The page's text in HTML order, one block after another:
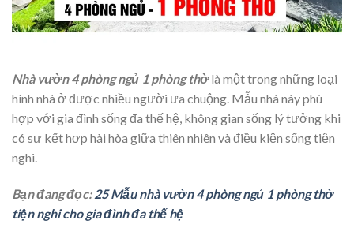
Nhà vườn 4 phòng ngủ 1 phòng thờlà một trong những loại
hình nhà ở được nhiều người ưa chuộng. Mẫu nhà này phù
hợp với gia đình sống đa thế hệ, không gian sống lý tưởng khi
có sự kết hợp hài hòa giữa thiên nhiên và điều kiện sống tiện
nghi.
Bạn đang đọc:25 Mẫu nhà vườn 4 phòng ngủ 1 phòng thờ
tiện nghi cho gia đình đa thế hệ